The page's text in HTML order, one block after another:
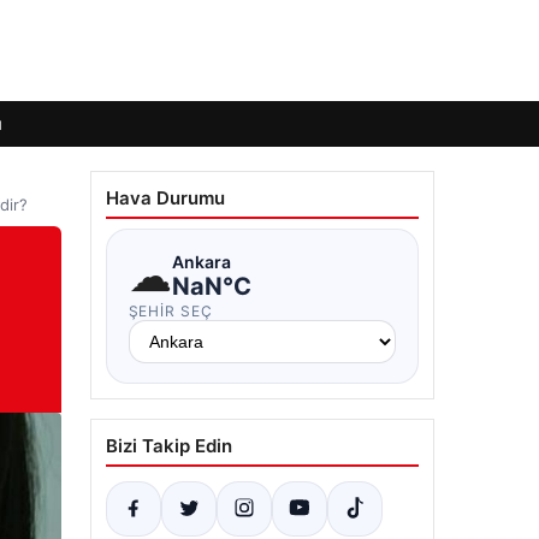
Hava Durumu
☁Ankara
NaN°C
ŞEHIR SEÇ
Bizi Takip Edin